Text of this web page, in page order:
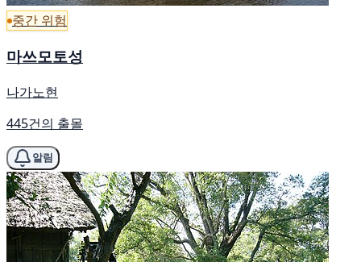
중간 위험
마쓰모토성
나가노현
445건의 출몰
알림